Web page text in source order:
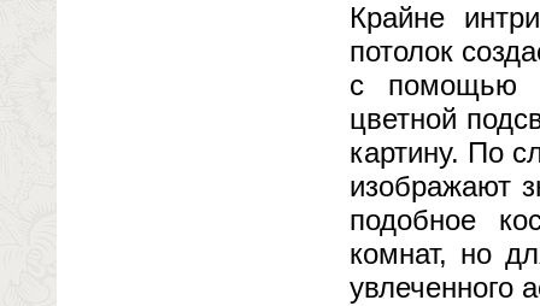
Крайне
потолок
с помощью
цветной
картину. По
изображают
подобное
комнат, но
увлеченного